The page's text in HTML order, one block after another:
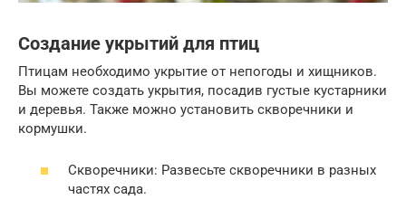
Создание укрытий для птиц
Птицам необходимо укрытие от непогоды и хищников.
Вы можете создать укрытия, посадив густые кустарники
и деревья. Также можно установить скворечники и
кормушки.
Скворечники: Развесьте скворечники в разных
частях сада.